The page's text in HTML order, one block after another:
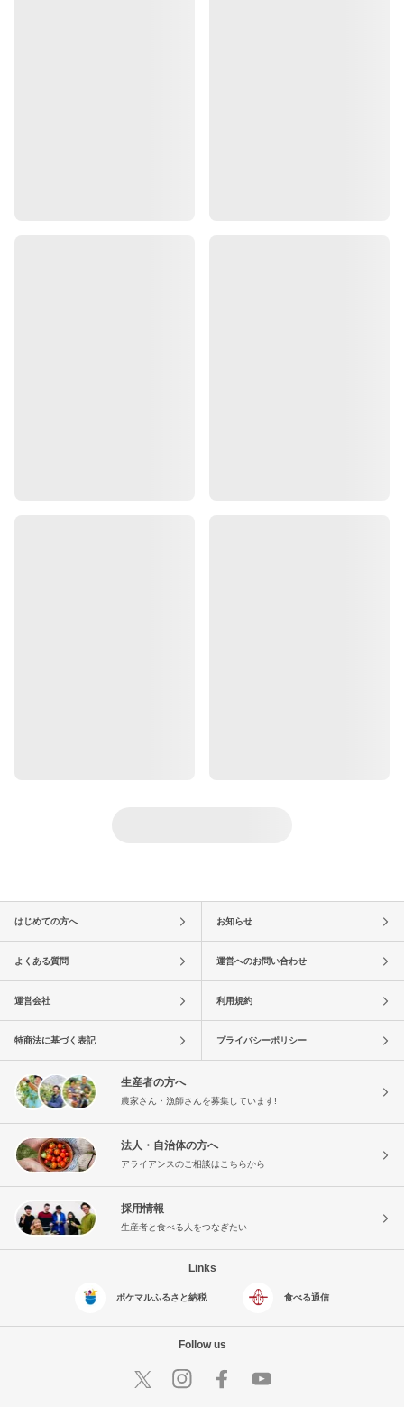
はじめての方へ お知らせ
よくある質問 運営へのお問い合わせ
運営会社 利用規約
特商法に基づく表記 プライバシーポリシー
生産者の方へ
農家さん・漁師さんを募集しています!
法人・自治体の方へ
アライアンスのご相談はこちらから
採用情報
生産者と食べる人をつなぎたい
Links
ポケマルふるさと納税 食べる通信
Follow us